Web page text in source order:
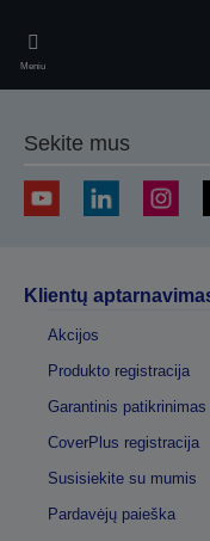
main
content
Meniu
Sekite mus
Klientų
Akcijos
Produkto registracija
Garantinis patikrinimas
CoverPlus registracija
Susisiekite su mumis
Pardavėjų paieška